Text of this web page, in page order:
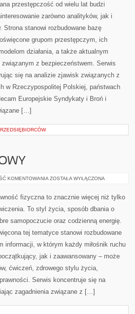
przestępczość od wielu lat budzi
zarówno analityków, jak i
Strona stanowi rozbudowane bazę
grupom przestępczym, ich
działania, a także aktualnym
związanym z bezpieczeństwem. Serwis
się na analizie zjawisk związanych z
w Rzeczypospolitej Polskiej, państwach
Europejskie Syndykaty i Broń i
[…]
KOMENTOWANIA AEROBIK
GRUPOWY
ZOSTAŁA WYŁĄCZONA
fizyczna to znacznie więcej niż tylko
To styl życia, sposób dbania o
samopoczucie oraz codzienną energię.
tej tematyce stanowi rozbudowane
informacji, w którym każdy miłośnik ruchu
jak i zaawansowany – może
ćwiczeń, zdrowego stylu życia,
Serwis koncentruje się na
zagadnienia związane z […]